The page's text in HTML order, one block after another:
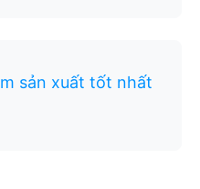
sản xuất tốt nhất